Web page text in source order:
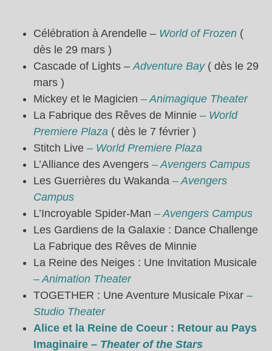
Célébration à Arendelle – World of Frozen (
dès le 29 mars )
Cascade of Lights – Adventure Bay( dès le 29
mars )
Mickey et le Magicien – Animagique Theater
La Fabrique des Rêves de Minnie – World
Premiere Plaza ( dès le 7 février )
Stitch Live – World Premiere Plaza
L’Alliance des Avengers – Avengers Campus
Les Guerrières du Wakanda – Avengers
Campus
L’Incroyable Spider-Man – Avengers Campus
Les Gardiens de la Galaxie : Dance Challenge
La Fabrique des Rêves de Minnie
La Reine des Neiges : Une Invitation Musicale
– Animation Theater
TOGETHER : Une Aventure Musicale Pixar –
Studio Theater
Alice et la Reine de Coeur : Retour au Pays
Imaginaire – Theater of the Stars